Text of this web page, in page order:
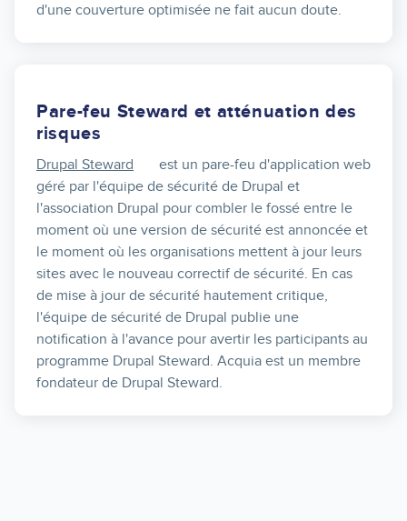
d'une couverture optimisée ne fait aucun doute.
Pare-feu Steward et atténuation des
risques
Drupal Steward
est un pare-feu d'application web
géré par l'équipe de sécurité de Drupal et
l'association Drupal pour combler le fossé entre le
moment où une version de sécurité est annoncée et
le moment où les organisations mettent à jour leurs
sites avec le nouveau correctif de sécurité. En cas
de mise à jour de sécurité hautement critique,
l'équipe de sécurité de Drupal publie une
notification à l'avance pour avertir les participants au
programme Drupal Steward. Acquia est un membre
fondateur de Drupal Steward.